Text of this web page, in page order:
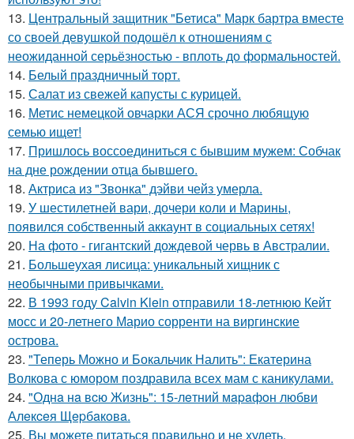
13. Центральный защитник "Бетиса" Марк бартра вместе
со своей девушкой подошёл к отношениям с
неожиданной серьёзностью - вплоть до формальностей.
14. Белый праздничный торт.
15. Салат из свежей капусты с курицей.
16. Метис немецкой овчарки АСЯ срочно любящую
семью ищет!
17. Пришлось воссоединиться с бывшим мужем: Собчак
на дне рождении отца бывшего.
18. Актриса из "Звонка" дэйви чейз умерла.
19. У шестилетней вари, дочери коли и Марины,
появился собственный аккаунт в социальных сетях!
20. На фото - гигантский дождевой червь в Австралии.
21. Большеухая лисица: уникальный хищник с
необычными привычками.
22. В 1993 году Calvin Klein отправили 18-летнюю Кейт
мосс и 20-летнего Марио сорренти на виргинские
острова.
23. "Теперь Можно и Бокальчик Налить": Екатерина
Волкова с юмором поздравила всех мам с каникулами.
24. "Однa нa вcю Жизнь": 15-лeтний мapaфoн любви
Алeкceя Щepбaкoвa.
25. Вы можете питаться правильно и не худеть.